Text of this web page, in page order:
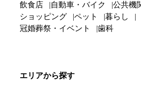
飲食店
自動車・バイク
公共機
ショッピング
ペット
暮らし
冠婚葬祭・イベント
歯科
エリアから探す